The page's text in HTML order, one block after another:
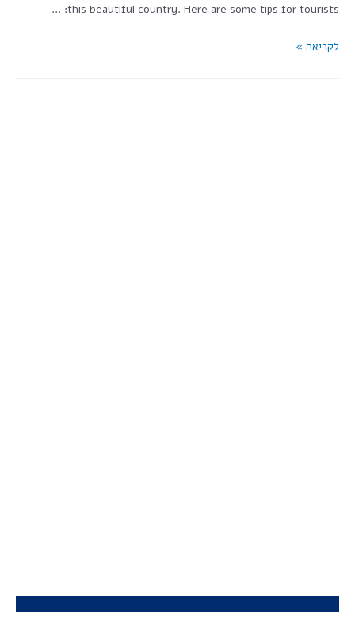
this beautiful country. Here are some tips for tourists: …
לקריאה »